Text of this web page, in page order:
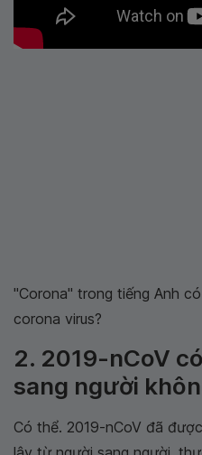
"Corona" trong tiếng Anh
corona virus?
2. 2019-nCoV
sang người
Có thể. 2019-nCoV đã